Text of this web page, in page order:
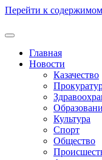
Перейти к
Главная
Новости
Казачество
Культура
Спорт
Общество